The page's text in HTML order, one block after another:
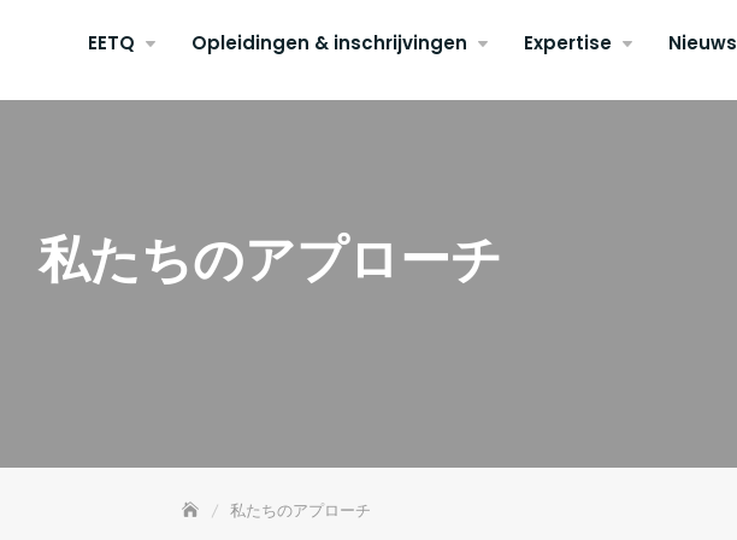
EETQ Opleidingen & inschrijvingen Expertise Nieuws
私たちのアプローチ
私たちのアプローチ